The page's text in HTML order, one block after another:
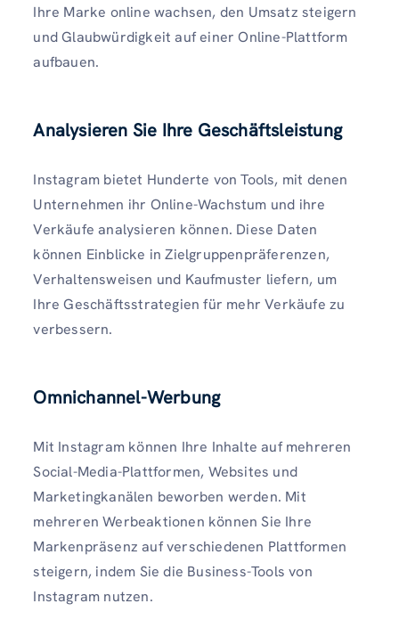
Ihre Marke online wachsen, den Umsatz steigern
und Glaubwürdigkeit auf einer Online-Plattform
aufbauen.
Analysieren Sie Ihre Geschäftsleistung
Instagram bietet Hunderte von Tools, mit denen
Unternehmen ihr Online-Wachstum und ihre
Verkäufe analysieren können. Diese Daten
können Einblicke in Zielgruppenpräferenzen,
Verhaltensweisen und Kaufmuster liefern, um
Ihre Geschäftsstrategien für mehr Verkäufe zu
verbessern.
Omnichannel-Werbung
Mit Instagram können Ihre Inhalte auf mehreren
Social-Media-Plattformen, Websites und
Marketingkanälen beworben werden. Mit
mehreren Werbeaktionen können Sie Ihre
Markenpräsenz auf verschiedenen Plattformen
steigern, indem Sie die Business-Tools von
Instagram nutzen.